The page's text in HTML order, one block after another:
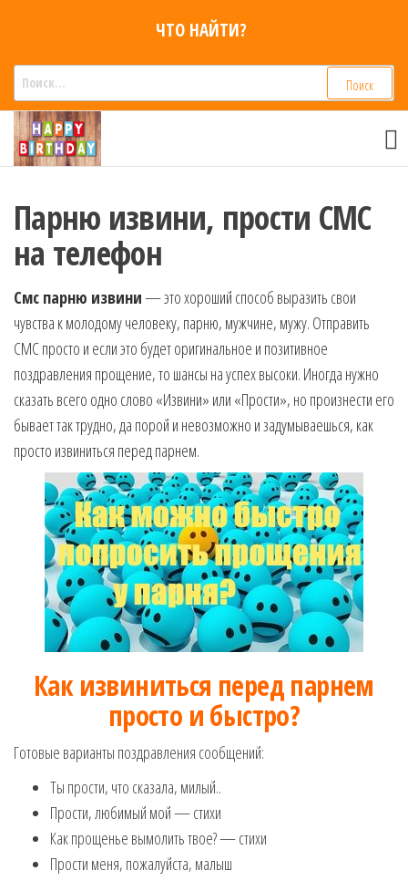
содержимому
ЧТО НАЙТИ?
поздравления
Голосовые смс
приколы на
мобильный
телефон —
женщин,
детей и
друзей.
Поздравления
в Смс на
телефон,
музыкальные.
тебя —
готовые
голосовые
СМС,
Признания,
Приколы,
Розыгрыши,
Песни. Самые
Нежные,
Красивые,
пожелания на
безумно
сообщения!
Парню извини, прости СМС
на телефон
Смс парню извини— это хороший способ выразить свои
чувства к молодому человеку, парню, мужчине, мужу. Отправить
СМС просто и если это будет оригинальное и позитивное
поздравления прощение, то шансы на успех высоки. Иногда нужно
сказать всего одно слово «Извини» или «Прости», но произнести его
бывает так трудно, да порой и невозможно и задумываешься, как
просто извиниться перед парнем.
Как извиниться перед парнем
просто и быстро?
Готовые варианты поздравления сообщений:
Ты прости, что сказала, милый..
Прости, любимый мой — стихи
Как прощенье вымолить твое? — стихи
Прости меня, пожалуйста, малыш